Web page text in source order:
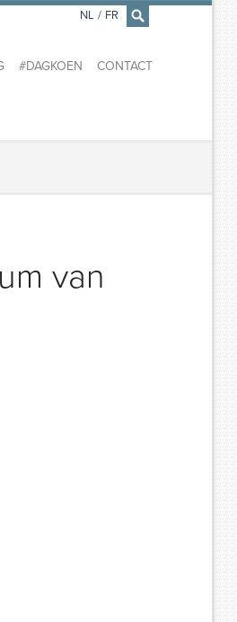
×
#DAGKOEN CONTACT
NL / FR
van